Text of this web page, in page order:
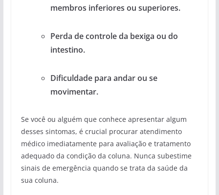
membros inferiores ou superiores.
Perda de controle da bexiga ou do
intestino.
Dificuldade para andar ou se
movimentar.
Se você ou alguém que conhece apresentar algum
desses sintomas, é crucial procurar atendimento
médico imediatamente para avaliação e tratamento
adequado da condição da coluna. Nunca subestime
sinais de emergência quando se trata da saúde da
sua coluna.